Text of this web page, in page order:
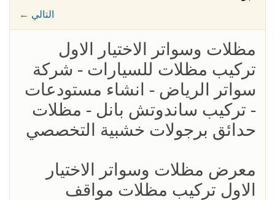
← التالي
مظلات وسواتر الاختيار الاول
تركيب مظلات للسيارات - شركة
سواتر الرياض - انشاء مستودعات
- تركيب ساندوتش بانل - مظلات
حدائق برجولات خشبية التخصصي
معرض مظلات وسواتر الاختيار
الاول تركيب مظلات مواقف